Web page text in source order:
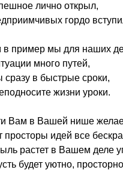
лично открыл,
гордо
в пример мы для наших
много путей,
сразу в быстрые сроки,
жизни уроки.
Вам в Вашей нише
просторы идей все
растет в Вашем деле
будет уютно,